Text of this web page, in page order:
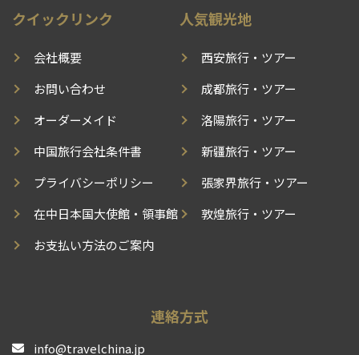
クイックリンク
会社概要
お問い合わせ
オーダーメイド
中国旅行会社条件書
プライバシーポリシー
在中日本国大使館・領事館
お支払い方法のご案内
人気観光地
西安旅行・ツアー
成都旅行・ツアー
洛陽旅行・ツアー
新疆旅行・ツアー
張家界旅行・ツアー
敦煌旅行・ツアー
連絡方式
info@travelchina.jp